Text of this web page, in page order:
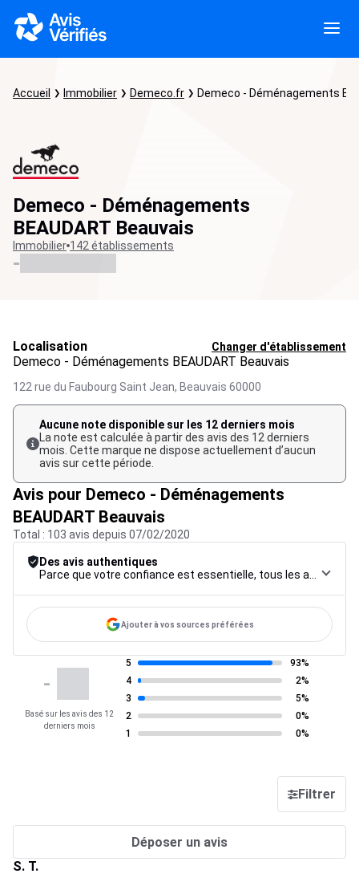
Accueil Immobilier Demeco.fr Demeco - Déménagements
Demeco - Déménagements
BEAUDART Beauvais
Immobilier 142 établissements
-
Localisation Changer d'établissement
Demeco - Déménagements BEAUDART Beauvais
122 rue du Faubourg Saint Jean, Beauvais 60000
Aucune note disponible sur les 12 derniers mois
La note est calculée à partir des avis des 12 derniers
mois. Cette marque ne dispose actuellement d’aucun
avis sur cette période.
Avis pour Demeco - Déménagements
BEAUDART Beauvais
Total : 103 avis depuis 07/02/2020
Des avis authentiques
Ajouter à vos sources préférées
-
Basé sur les avis des 12
derniers mois
5
93%
4
2%
3
5%
2
0%
1
0%
Filtrer
Déposer un avis
S. T.